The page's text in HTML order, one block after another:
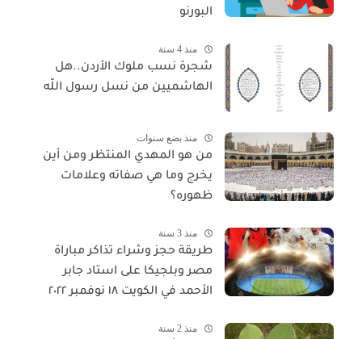
البورنو
منذ 4 سنة
شجرة نسب ملوك الأردن..هل
الهاشميين من نسل رسول اللّه
منذ بضع سنوات
من هو المهدي المنتظر ومن أين
يخرج وما هي صفاته وعلامات
ظهوره؟
منذ 3 سنة
طريقة حجز وشراء تذاكر مباراة
مصر وبلجيكا على استاد جابر
الأحمد في الكويت ١٨ نوفمبر ٢٠٢٢
منذ 2 سنة